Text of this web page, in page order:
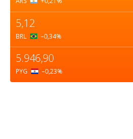
5,12
BRL –0,34%
5.946,90
PYG –0,23%